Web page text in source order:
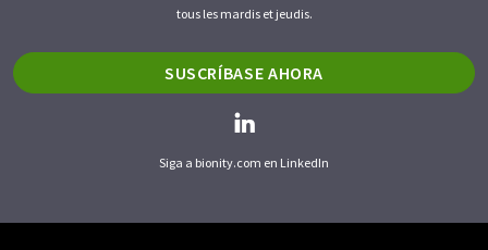
tous les mardis et jeudis.
SUSCRÍBASE AHORA
Siga a bionity.com en LinkedIn